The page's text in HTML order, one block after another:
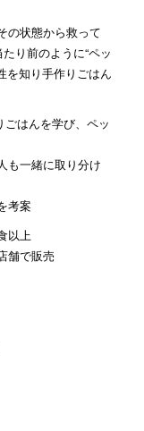
の状態から救って
り前のように“ペッ
を知り手作りごはん
はんを学び、ペッ
も一緒に取り分け
考案
以上
舗で販売